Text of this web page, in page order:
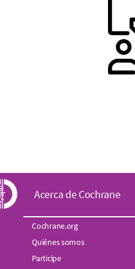
C
o
c
Acerca de Cochrane
Cochrane.org
Quiénes somos
Participe